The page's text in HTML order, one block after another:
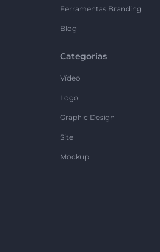
Ferramentas Branding
Blog
Categorias
Vídeo
Logo
Graphic Design
Site
Mockup